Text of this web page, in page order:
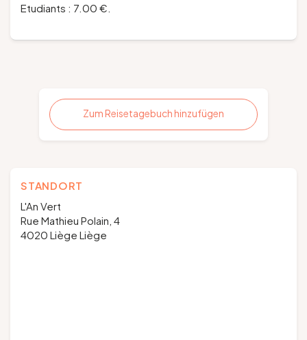
Etudiants : 7.00 €.
Zum Reisetagebuch hinzufügen
STANDORT
L'An Vert
Rue Mathieu Polain, 4
4020 Liège Liège